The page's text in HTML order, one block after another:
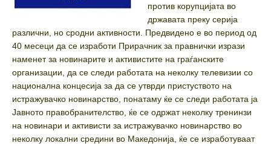
против корупцијата во
државата преку серија
различни, но сродни активности. Предвидено е во период од
40 месеци да се изработи Прирачник за правнички изрази
наменет за новинарите и активистите на граѓанските
организации, да се следи работата на неколку телевизии со
национална концесија за да се утврди пристуството на
истражувачко новинарство, понатаму ќе се следи работата ја
Јавното правобранителство, ќе се одржат неколку тренинзи
на новинари и активисти за истражувачко новинарство во
неколку локални средини во Македонија, ќе се изработуваат